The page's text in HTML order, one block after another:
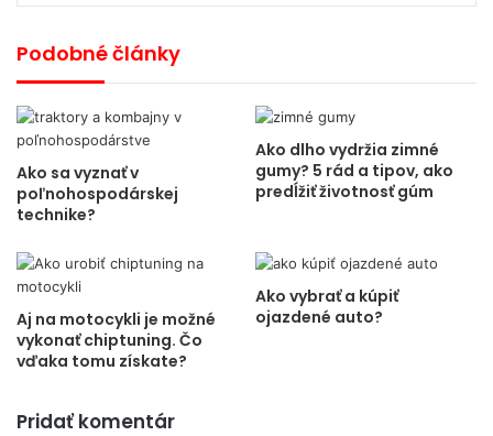
Podobné články
Ako sa vyznať v
poľnohospodárskej
technike?
Ako dlho vydržia zimné
gumy? 5 rád a tipov, ako
predĺžiť životnosť gúm
Aj na motocykli je možné
vykonať chiptuning. Čo
vďaka tomu získate?
Ako vybrať a kúpiť
ojazdené auto?
Pridať komentár